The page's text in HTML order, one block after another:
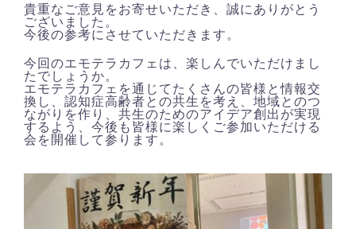
貴重なご意見をお寄せいただき、誠にありがとう
ございました。
今後の参考にさせていただきます。
今回のエモテラカフェは、楽しんでいただけまし
たでしょうか。
エモテラカフェを通じてたくさんの皆様と情報交
換し、認知症高齢者との共生を考え、地域とのつ
ながりを作り、共生のためのアイデア創出が実現
するよう、今後も皆様に楽しくご参加いただける
会を開催して参ります。